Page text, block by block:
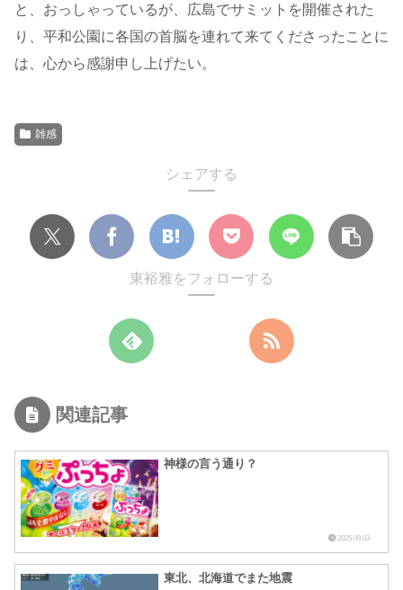
と、おっしゃっているが、広島でサミットを開催された
り、平和公園に各国の首脳を連れて来てくださったことに
は、心から感謝申し上げたい。
雑感
シェアする
東裕雅をフォローする
関連記事
神様の言う通り？
2025.09.03
東北、北海道でまた地震